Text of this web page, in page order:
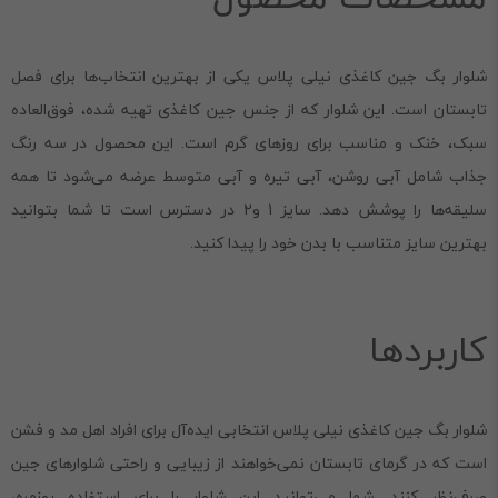
شلوار بگ جین کاغذی نیلی پلاس یکی از بهترین انتخاب‌ها برای فصل
تابستان است. این شلوار که از جنس جین کاغذی تهیه شده، فوق‌العاده
سبک، خنک و مناسب برای روزهای گرم است. این محصول در سه رنگ
جذاب شامل آبی روشن، آبی تیره و آبی متوسط عرضه می‌شود تا همه
سلیقه‌ها را پوشش دهد. سایز 1 و2 در دسترس است تا شما بتوانید
بهترین سایز متناسب با بدن خود را پیدا کنید.
کاربردها
شلوار بگ جین کاغذی نیلی پلاس انتخابی ایده‌آل برای افراد اهل مد و فشن
است که در گرمای تابستان نمی‌خواهند از زیبایی و راحتی شلوارهای جین